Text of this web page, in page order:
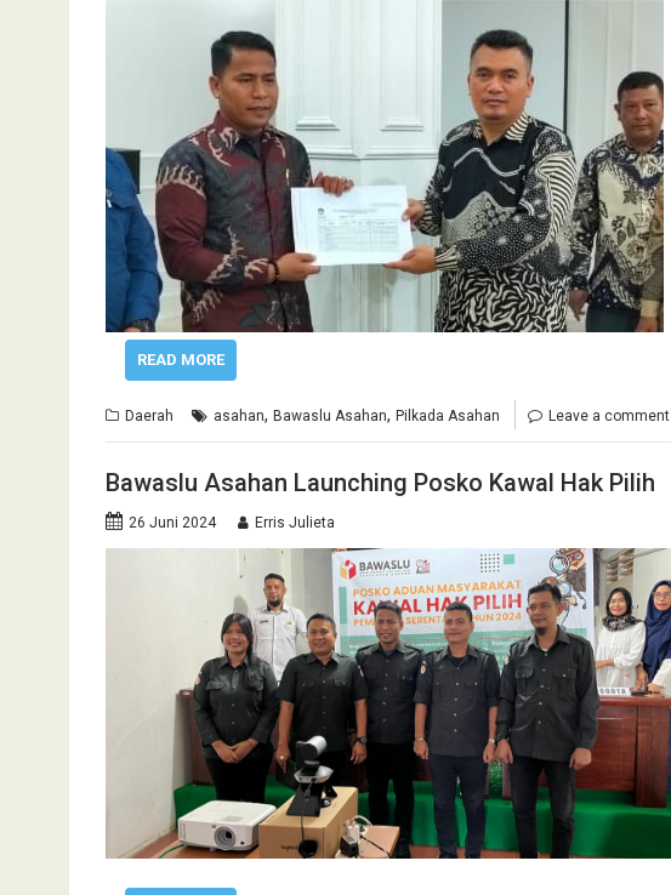
READ MORE
Daerah asahan, Bawaslu Asahan, Pilkada Asahan Leave a comment
Bawaslu Asahan Launching Posko Kawal Hak Pilih
26 Juni 2024 Erris Julieta